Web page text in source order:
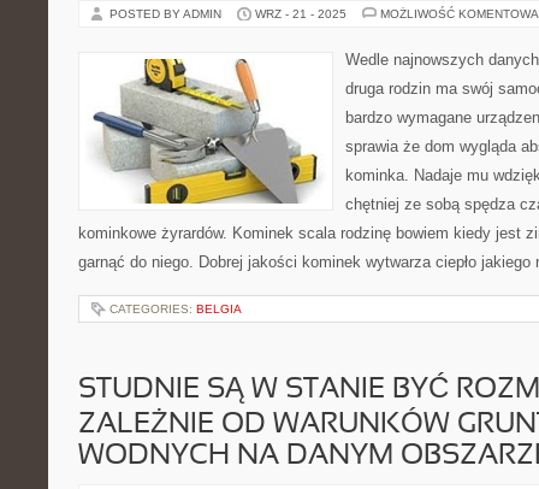
POSTED BY ADMIN WRZ - 21 - 2025 MOŻLIWOŚĆ
Wedle najnowszych
druga rodzin ma swój
bardzo wymagane
sprawia że dom wygląda
kominka. Nadaje mu
chętniej ze sobą spędza
kominkowe żyrardów. Kominek scala rodzinę bowiem kiedy jest
garnąć do niego. Dobrej jakości kominek wytwarza ciepło
CATEGORIES: BELGIA
STUDNIE SĄ W STANIE BYĆ
ZALEŻNIE OD WARUNKÓW
WODNYCH NA DANYM